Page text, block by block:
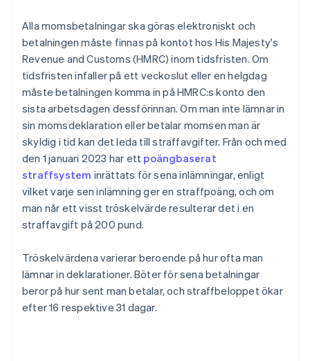
Alla momsbetalningar ska göras elektroniskt och
betalningen måste finnas på kontot hos His Majesty's
Revenue and Customs (HMRC) inom tidsfristen. Om
tidsfristen infaller på ett veckoslut eller en helgdag
måste betalningen komma in på HMRC:s konto den
sista arbetsdagen dessförinnan. Om man inte lämnar in
sin momsdeklaration eller betalar momsen man är
skyldig i tid kan det leda till straffavgifter. Från och med
den 1 januari 2023 har ett poängbaserat
straffsystem inrättats för sena inlämningar, enligt
vilket varje sen inlämning ger en straffpoäng, och om
man når ett visst tröskelvärde resulterar det i en
straffavgift på 200 pund.
Tröskelvärdena varierar beroende på hur ofta man
lämnar in deklarationer. Böter för sena betalningar
beror på hur sent man betalar, och straffbeloppet ökar
efter 16 respektive 31 dagar.